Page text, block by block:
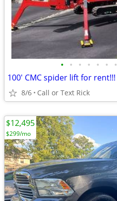
• • • • • • •
100' CMC spider lift for rent!!!
8/6 Call or Text Rick
$12,495
$299/mo